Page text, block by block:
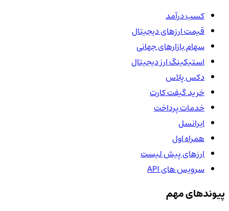
کسب درآمد
قیمت ارزهای دیجیتال
سهام بازارهای جهانی
استیکینگ ارز دیجیتال
دکس پلاس
خرید گیفت کارت
خدمات پرداخت
ایرانسل
همراه اول
ارزهای پیش لیست
سرویس های API
پیوندهای مهم